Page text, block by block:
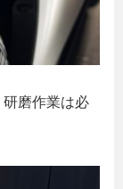
磨作業は必